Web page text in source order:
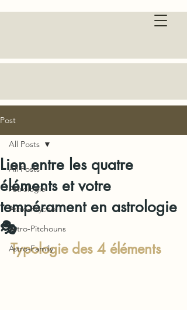
Post
All Posts
Astrologie
Astro-Psycho
Astro-Pitchouns
Astro-Family
All Posts
Lien entre les quatre
éléments et votre
tempérament en astrologie
🎭
Typologie des 4 éléments